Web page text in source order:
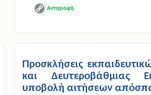
Copy
Προσκλήσεις
και Δευτεροβάθμιας
υποβολή αιτήσεων